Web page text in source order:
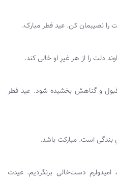
و گناهش بخشیده شود. عید فطر
امیدوارم دست‌خالی برنگردیم. عیدت